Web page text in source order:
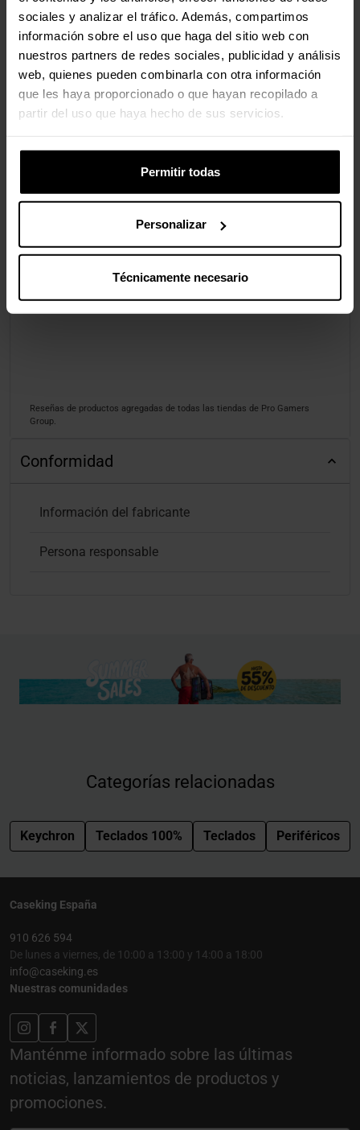
sociales y analizar el tráfico. Además, compartimos
información sobre el uso que haga del sitio web con
nuestros partners de redes sociales, publicidad y análisis
web, quienes pueden combinarla con otra información
que les haya proporcionado o que hayan recopilado a
partir del uso que haya hecho de sus servicios.
Permitir todas
Personalizar
Técnicamente necesario
Reseñas de productos agregadas de todas las tiendas de Pro Gamers
Group.
Conformidad
Información del fabricante
Persona responsable
Categorías relacionadas
Keychron Teclados 100% Teclados Periféricos
Caseking España
910 626 594
De lunes a viernes, de 10:00 a 13:00 y 14:00 a 18:00
info@caseking.es
Nuestras comunidades
Manténme informado sobre las últimas
noticias, lanzamientos de productos y
promociones.